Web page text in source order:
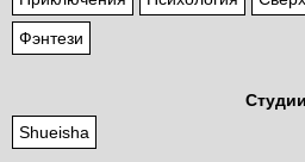
Фэнтези
Shueisha